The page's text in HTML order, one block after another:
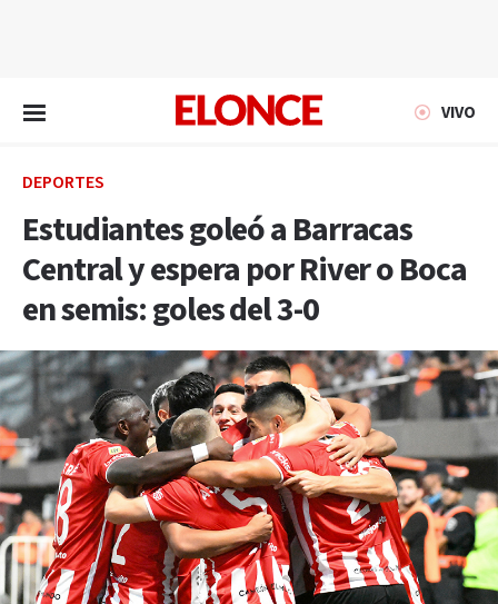
VIVO
DEPORTES
Estudiantes goleó a Barracas
Central y espera por River o Boca
en semis: goles del 3-0